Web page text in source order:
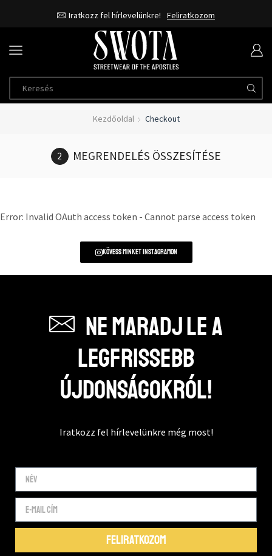
Iratkozz fel hírlevelünkre! Feliratkozom
Kezdőoldal Checkout
MEGRENDELÉS ÖSSZESÍTÉSE
Error: Invalid OAuth access token - Cannot parse access token
Kövess minket instagramon
Ne maradj le a
legfrissebb
újdonságokról!
Iratkozz fel hírlevelünkre még most!
FELIRATKOZOM